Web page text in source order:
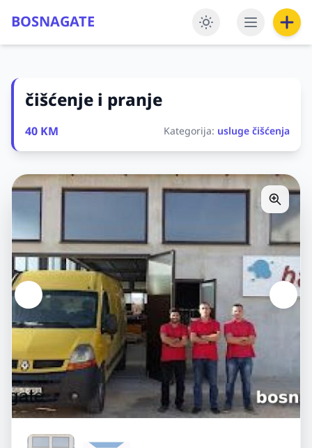
BOSNAGATE
čišćenje i pranje
40 KM Kategorija: usluge čišćenja